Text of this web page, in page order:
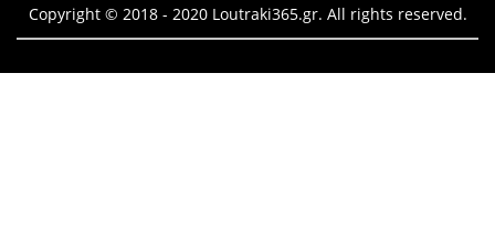
Copyright © 2018 - 2020 Loutraki365.gr. All rights reserved.